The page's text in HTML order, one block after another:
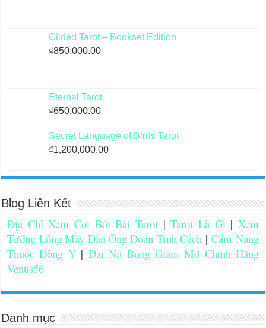
Gilded Tarot – Bookset Edition
₫850,000.00
Eternal Tarot
₫650,000.00
Secret Language of Birds Tarot
₫1,200,000.00
Blog Liên Kết
Địa Chỉ Xem Coi Bói Bài Tarot |Tarot Là Gì| Xem
Tướng Lông Mày Đàn Ông Đoán Tính Cách |Cẩm Nang
Thuốc Đông Y| Đai Nịt Bụng Giảm Mỡ Chính Hãng
Venus56
Danh mục